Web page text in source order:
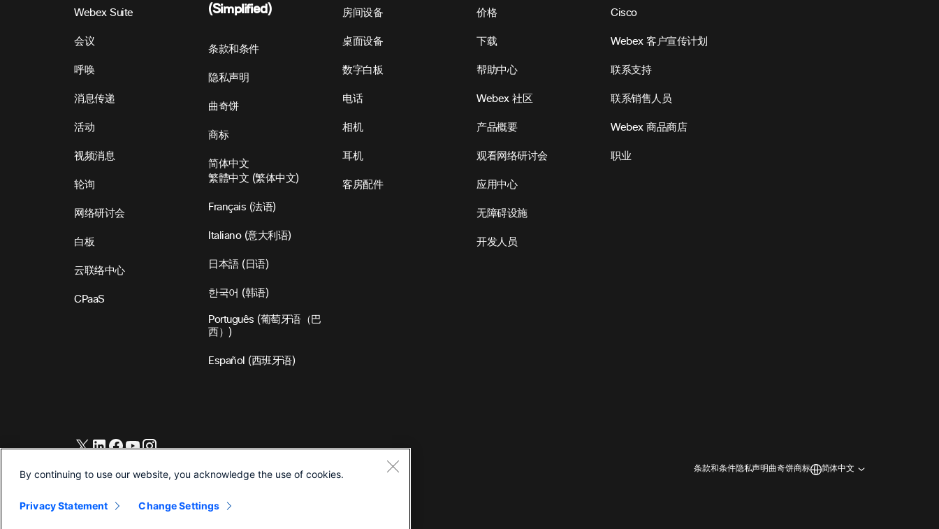
Webex Suite
会议
呼唤
消息传递
活动
视频消息
轮询
网络研讨会
白板
云联络中心
CPaaS
(Simplified)
条款和条件
隐私声明
曲奇饼
商标
简体中文
繁體中文 (繁体中文)
Français (法语)
Italiano(意大利语)
日本語( 日语)
한국어 (韩语)
Português (葡萄牙语（巴
西） )
Español (西班牙语)
房间设备
桌面设备
数字白板
电话
相机
耳机
客房配件
价格
下载
帮助中心
Webex 社区
产品概要
观看网络研讨会
应用中心
无障碍设施
开发人员
Cisco
Webex 客户宣传计划
联系支持
联系销售人员
Webex 商品商店
职业
©2026 思科和/或其附属公司。保留所有权利。 条款和条件隐私声明 曲奇饼商标 简体中文
By continuing to use our website, you acknowledge the use of cookies.
Privacy Statement Change Settings